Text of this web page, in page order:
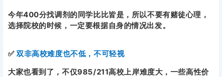
今年400分找调剂的同学比比皆是，所以不要有赌徒心理，
选择院校的时候，一定要根据自身的情况出发。
✅双非高校难度也不低，不可轻视
大家也看到了，不仅985/211高校上岸难度大，一些高性价